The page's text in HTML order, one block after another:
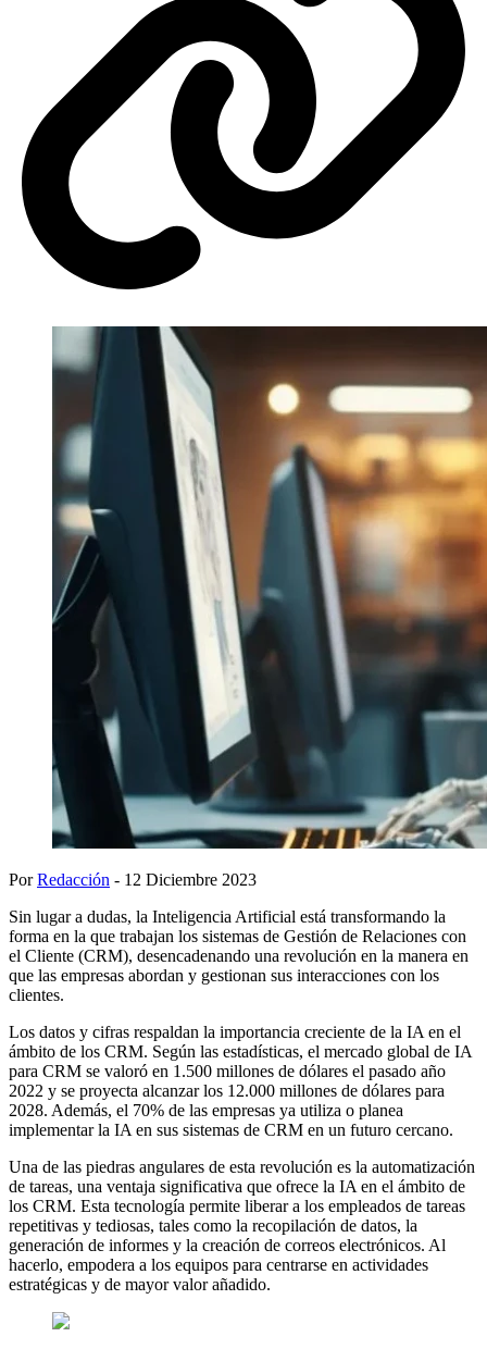
PorRedacción - 12 Diciembre 2023
Sin lugar a dudas, la Inteligencia Artificial está transformando la
forma en la que trabajan los sistemas de Gestión de Relaciones con
el Cliente (CRM), desencadenando una revolución en la manera en
que las empresas abordan y gestionan sus interacciones con los
clientes.
Los datos y cifras respaldan la importancia creciente de la IA en el
ámbito de los CRM. Según las estadísticas, el mercado global de IA
para CRM se valoró en 1.500 millones de dólares el pasado año
2022 y se proyecta alcanzar los 12.000 millones de dólares para
2028. Además, el 70% de las empresas ya utiliza o planea
implementar la IA en sus sistemas de CRM en un futuro cercano.
Una de las piedras angulares de esta revolución es la automatización
de tareas, una ventaja significativa que ofrece la IA en el ámbito de
los CRM. Esta tecnología permite liberar a los empleados de tareas
repetitivas y tediosas, tales como la recopilación de datos, la
generación de informes y la creación de correos electrónicos. Al
hacerlo, empodera a los equipos para centrarse en actividades
estratégicas y de mayor valor añadido.